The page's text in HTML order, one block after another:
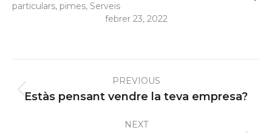
particulars, pimes, Serveis
febrer 23, 2022
navigationPREVIOUS
Previous
Estàs pensant vendre la teva empresa?
NEXT